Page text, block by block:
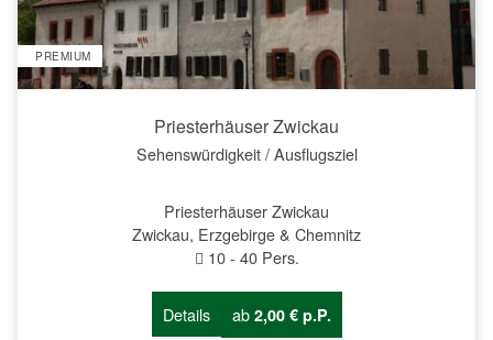
PREMIUM
Priesterhäuser Zwickau
Sehenswürdigkeit / Ausflugsziel
Priesterhäuser Zwickau
Zwickau, Erzgebirge & Chemnitz
10- 40Pers.
Details ab 2,00 € p.P.